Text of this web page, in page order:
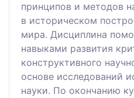
принципов и методов
в историческом
мира. Дисциплина
навыками развития
конструктивного
основе исследований
науки. По окончанию